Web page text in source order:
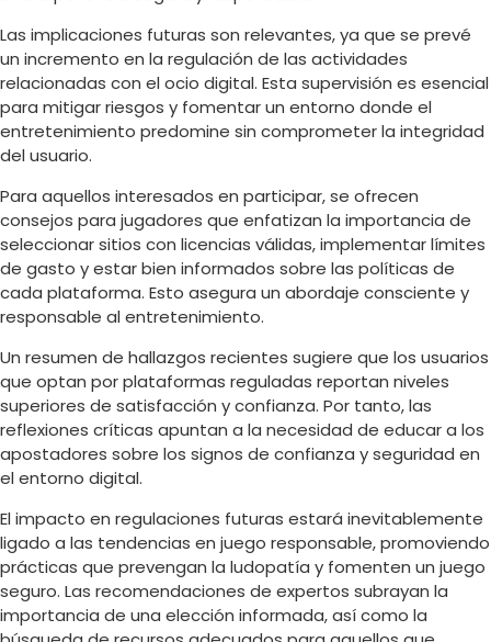
Las implicaciones futuras son relevantes, ya que se prevé
un incremento en la regulación de las actividades
relacionadas con el ocio digital. Esta supervisión es esencial
para mitigar riesgos y fomentar un entorno donde el
entretenimiento predomine sin comprometer la integridad
del usuario.
Para aquellos interesados en participar, se ofrecen
consejos para jugadores que enfatizan la importancia de
seleccionar sitios con licencias válidas, implementar límites
de gasto y estar bien informados sobre las políticas de
cada plataforma. Esto asegura un abordaje consciente y
responsable al entretenimiento.
Un resumen de hallazgos recientes sugiere que los usuarios
que optan por plataformas reguladas reportan niveles
superiores de satisfacción y confianza. Por tanto, las
reflexiones críticas apuntan a la necesidad de educar a los
apostadores sobre los signos de confianza y seguridad en
el entorno digital.
El impacto en regulaciones futuras estará inevitablemente
ligado a las tendencias en juego responsable, promoviendo
prácticas que prevengan la ludopatía y fomenten un juego
seguro. Las recomendaciones de expertos subrayan la
importancia de una elección informada, así como la